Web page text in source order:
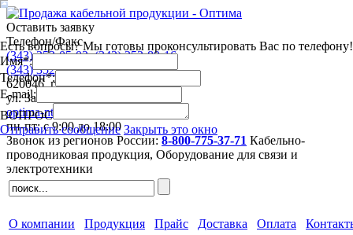
Оставить заявку
Телефон/Факс
(343)253-05-03,(343)253-80-16
(343)352-44-63,(343)352-41-53
620046,г. Екатеринбург
ул. Завокзальная 5, оф. 709
optima-nt@mail.ru
пн-пт: с 9:00 до 18:00
Звонок из регионов России: 8-800-775-37-71 Кабельно-
проводниковая продукция, Оборудование для связи и
электротехники
О компании Продукция Прайс Доставка Оплата
Есть вопросы? Мы готовы проконсультировать Вас по телефону!
Имя*:
Телефон*:
E-mail:
ВОПРОС
Отправить сообщение Закрыть это окно